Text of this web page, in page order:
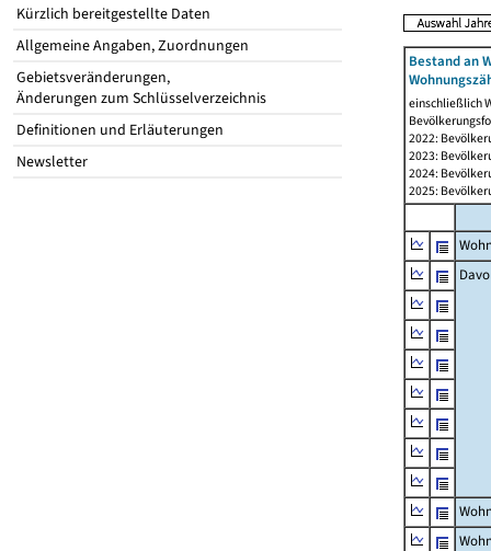
Kürzlich bereitgestellte Daten
Allgemeine Angaben, Zuordnungen
Gebietsveränderungen,
Änderungen zum Schlüsselverzeichnis
Definitionen und Erläuterungen
Newsletter
Bestand an
einschließlich
2022:
2023:
2024:
2025: